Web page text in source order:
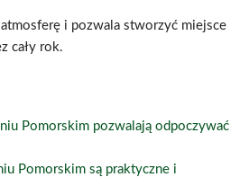
i pozwala stworzyć miejsce
cały rok.
Pomorskim pozwalają odpoczywać
Pomorskim są praktyczne i